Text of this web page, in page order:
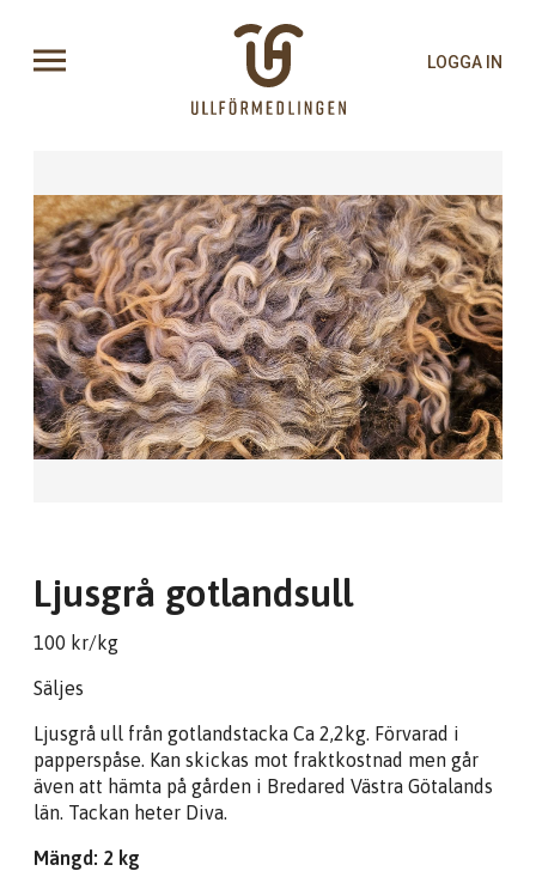
LOGGA IN
Ljusgrå gotlandsull
100 kr/kg
Säljes
Ljusgrå ull från gotlandstacka Ca 2,2kg. Förvarad i
papperspåse. Kan skickas mot fraktkostnad men går
även att hämta på gården i Bredared Västra Götalands
län. Tackan heter Diva.
Mängd: 2 kg